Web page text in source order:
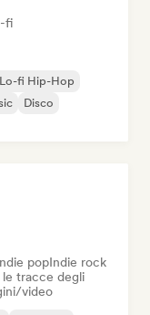
fi
fi Hip-Hop
Disco
popIndie rock
le tracce degli
video